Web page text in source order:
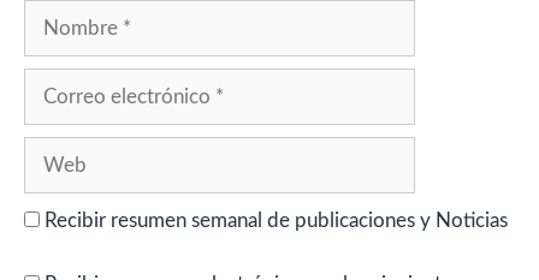
Recibir resumen semanal de publicaciones y Noticias